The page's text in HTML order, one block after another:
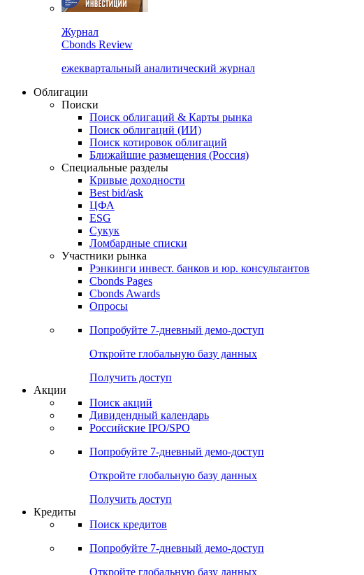
Журнал
Cbonds Review
ежеквартальный аналитический журнал
Облигации
Поиски
Поиск облигаций & Карты рынка
Поиск облигаций (ИИ)
Поиск котировок облигаций
Ближайшие размещения (Россия)
Специальные разделы
Кривые доходности
Best bid/ask
ЦФА
ESG
Сукук
Ломбардные списки
Участники рынка
Рэнкинги инвест. банков и юр. консультантов
Cbonds Pages
Cbonds Awards
Опросы
Попробуйте7-дневный
Откройте глобальную базу данных
Получить доступ
Акции
Поиск акций
Дивидендный календарь
Российские IPO/SPO
Попробуйте7-дневный
Откройте глобальную базу данных
Получить доступ
Кредиты
Поиск кредитов